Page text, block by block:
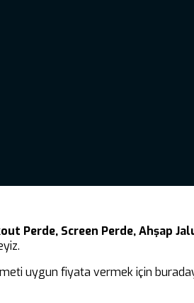
Perde, Screen Perde, Ahşap
uygun fiyata vermek için